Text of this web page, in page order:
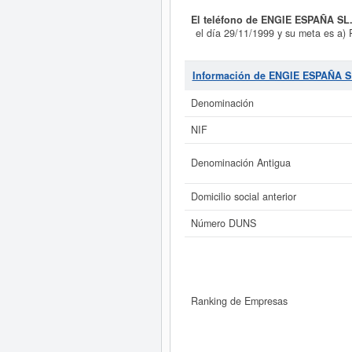
El teléfono de ENGIE ESPAÑA
el día 29/11/1999 y su meta es a)
almacenamientos subterráneos
consta con el número de SIC
subvenciones puede
ESPAÑA SL. y
ENGIE ESPAÑA SL. tiene el
Información de ENGIE ESPAÑA
Denominación
NIF
Denominación Antigua
Domicilio social anterior
Número DUNS
Ranking de Empresas